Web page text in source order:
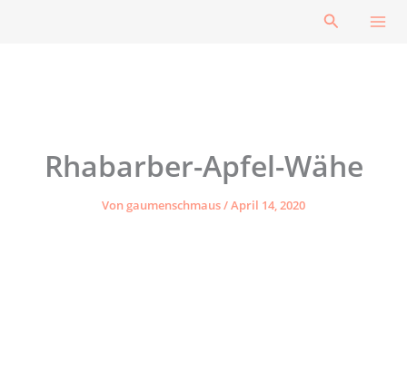
Suchen
Rhabarber-Apfel-Wähe
Vongaumenschmaus/April 14, 2020